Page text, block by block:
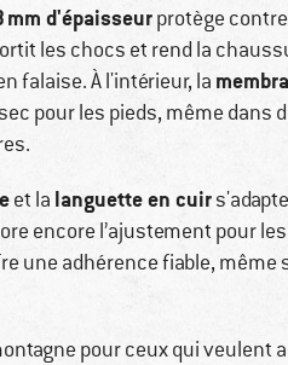
mm d'épaisseurprotège
les chocs et rend la
falaise. À l'intérieur, la
pour les pieds, même dans
et la languette en cuir
encore l’ajustement pour
une adhérence fiable, même
pour ceux qui veulent